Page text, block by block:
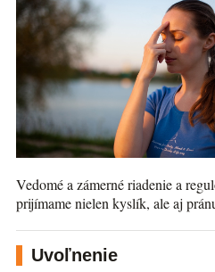
Vedomé a zámerné riadenie a
prijímame nielen kyslík, ale aj
Uvoľnenie